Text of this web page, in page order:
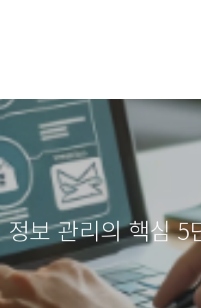
보 관리의 핵심 5